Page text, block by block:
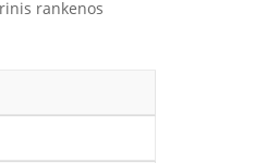
rankenos